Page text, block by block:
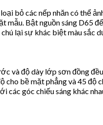
bỏ các nếp nhăn có thể
Bật nguồn sáng D65
lại sự khác biệt màu sắc
và độ dày lớp sơn đồng
cho bề mặt phẳng và 45
các góc chiếu sáng khác